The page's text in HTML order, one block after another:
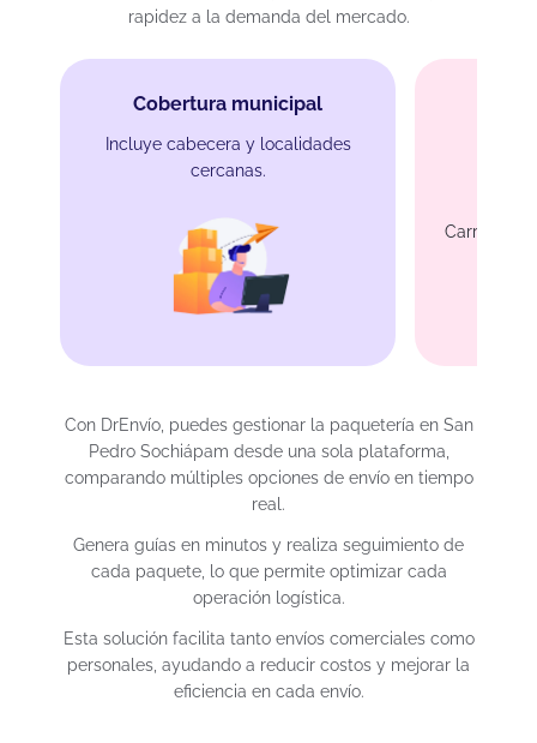
rapidez a la demanda del mercado.
Cobertura municipal
Incluye cabecera y localidades
cercanas.
Carretera
Con DrEnvío, puedes gestionar la paquetería en San
Pedro Sochiápam desde una sola plataforma,
comparando múltiples opciones de envío en tiempo
real.
Genera guías en minutos y realiza seguimiento de
cada paquete, lo que permite optimizar cada
operación logística.
Esta solución facilita tanto envíos comerciales como
personales, ayudando a reducir costos y mejorar la
eficiencia en cada envío.